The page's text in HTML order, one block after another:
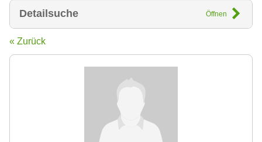
Detailsuche Öffnen
« Zurück